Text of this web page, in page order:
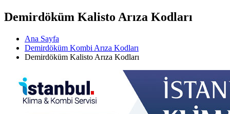
Demirdöküm Kalisto Arıza Kodları
Ana Sayfa
Demirdöküm Kombi Arıza Kodları
Demirdöküm Kalisto Arıza Kodları